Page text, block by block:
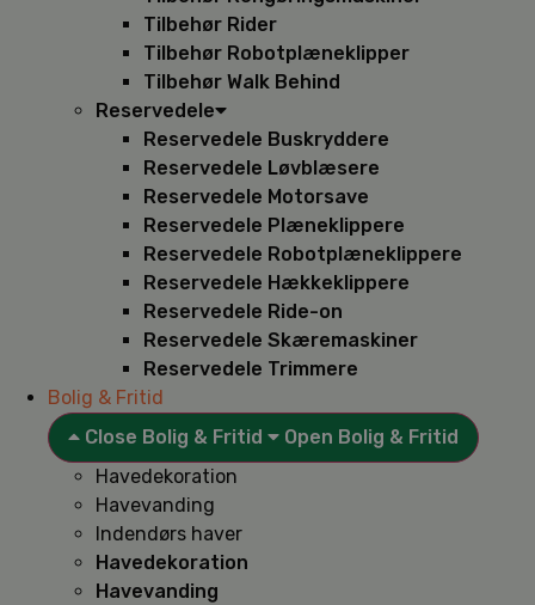
Tilbehør Rider
Tilbehør Robotplæneklipper
Tilbehør Walk Behind
Reservedele
Reservedele Buskryddere
Reservedele Løvblæsere
Reservedele Motorsave
Reservedele Plæneklippere
Reservedele Robotplæneklippere
Reservedele Hækkeklippere
Reservedele Ride-on
Reservedele Skæremaskiner
Reservedele Trimmere
Bolig & Fritid
Close Bolig & Fritid
Open Bolig & Fritid
Havedekoration
Havevanding
Indendørs haver
Havedekoration
Havevanding